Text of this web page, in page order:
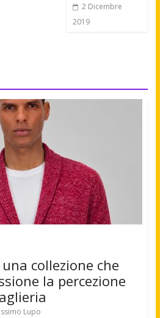
2 Dicembre
2019
collezione che
la percezione
Lupo